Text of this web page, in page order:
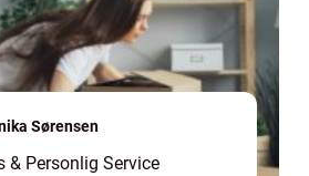
Sørensen
& Personlig Service